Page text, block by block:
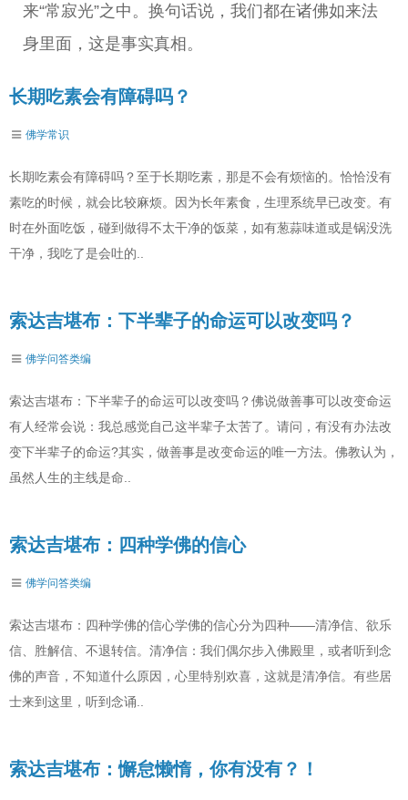
来“常寂光”之中。换句话说，我们都在诸佛如来法
身里面，这是事实真相。
长期吃素会有障碍吗？
佛学常识
长期吃素会有障碍吗？至于长期吃素，那是不会有烦恼的。恰恰没有
素吃的时候，就会比较麻烦。因为长年素食，生理系统早已改变。有
时在外面吃饭，碰到做得不太干净的饭菜，如有葱蒜味道或是锅没洗
干净，我吃了是会吐的..
索达吉堪布：下半辈子的命运可以改变吗？
佛学问答类编
索达吉堪布：下半辈子的命运可以改变吗？佛说做善事可以改变命运
有人经常会说：我总感觉自己这半辈子太苦了。请问，有没有办法改
变下半辈子的命运?其实，做善事是改变命运的唯一方法。佛教认为，
虽然人生的主线是命..
索达吉堪布：四种学佛的信心
佛学问答类编
索达吉堪布：四种学佛的信心学佛的信心分为四种——清净信、欲乐
信、胜解信、不退转信。清净信：我们偶尔步入佛殿里，或者听到念
佛的声音，不知道什么原因，心里特别欢喜，这就是清净信。有些居
士来到这里，听到念诵..
索达吉堪布：懈怠懒惰，你有没有？！